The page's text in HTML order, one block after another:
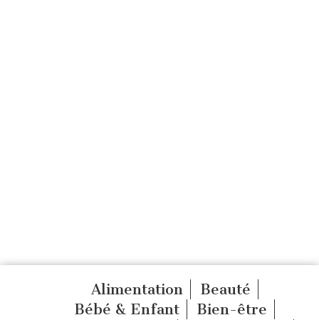
Alimentation
Beauté
Bébé & Enfant
Bien-être